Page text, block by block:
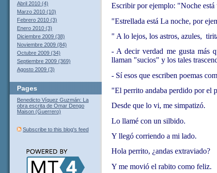
Escribir por ejemplo: "Noche está
"Estrellada está La noche, por
" A lo lejos, los astros, azules,
- A decir verdad me gusta más
llaman "sucios" y los tales
- Sí esos que escriben poemas
"El perrito andaba perdido por el
Desde que lo vi, me simpatizó.
Lo llamé con un silbido.
Y llegó corriendo a mi lado.
Hola perrito, ¿andas extraviado?
Y me movió el rabito como feliz.
Abril 2010 (4)
Marzo 2010 (10)
Febrero 2010 (3)
Enero 2010 (3)
Diciembre 2009 (38)
Noviembre 2009 (84)
Octubre 2009 (34)
Septiembre 2009 (369)
Agosto 2009 (3)
Pages
Benedicto Víquez Guzmán: La
obra escrita de Omar Dengo
Maison (Guerrero)
Subscribe to this blog's feed